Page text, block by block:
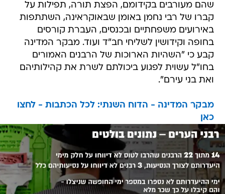
שהם מעורבים בקידומם, הפצת תורה, תפילות על
קברו של רבי נחמן באומן שבאוקראינה, השתתפות
באירועים משפחתיים ובכנסים, העברת קורסים
בחופה וקידושין לשליחי חב"ד ועוד. מבקר המדינה
קבע כי "השהיות הארוכות של הרבנים האמורים
בחו"ל עשוית לפגוע ביכולתם לשרת את קהילותיהם
ואת בני עירם".
מבקר המדינה - הדוח השנתי: לכל הכתבות - לחצו
כאן